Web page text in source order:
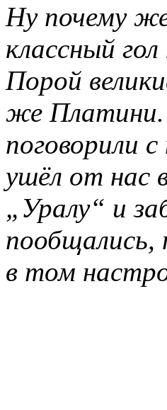
Ну почему
классный
Порой
же Платини.
поговорили
ушёл от нас
„Уралу“ и
пообщались,
в том